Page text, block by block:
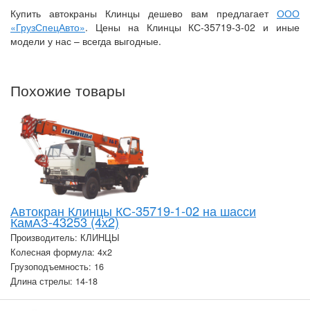
Купить автокраны Клинцы дешево вам предлагает ООО
«ГрузСпецАвто». Цены на Клинцы КС-35719-3-02 и иные
модели у нас – всегда выгодные.
Похожие товары
Автокран Клинцы КС-35719-1-02 на шасси
КамАЗ-43253 (4х2)
Производитель: КЛИНЦЫ
Колесная формула: 4х2
Грузоподъемность: 16
Длина стрелы: 14-18